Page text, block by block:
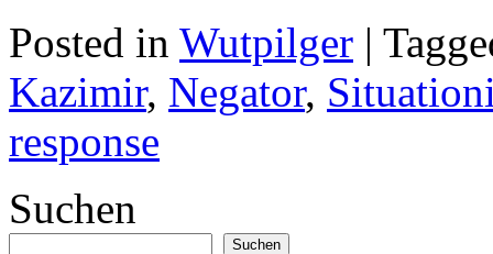
Posted in Wutpilger |
Kazimir, Negator,
response
Suchen
Suchen